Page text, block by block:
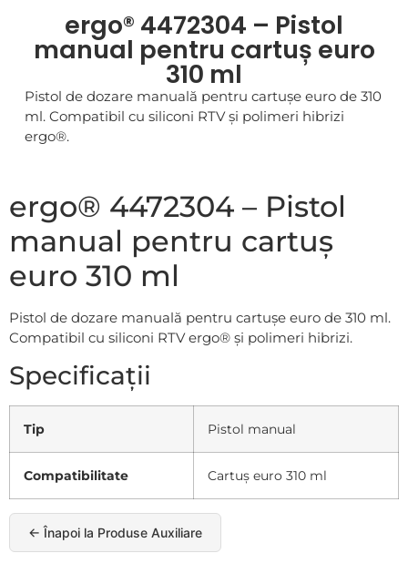
ergo® 4472304 – Pistol
manual pentru cartuș euro
310 ml
Pistol de dozare manuală pentru cartușe euro de 310
ml. Compatibil cu siliconi RTV și polimeri hibrizi
ergo®.
ergo® 4472304 – Pistol
manual pentru cartuș
euro 310 ml
Pistol de dozare manuală pentru cartușe euro de 310 ml.
Compatibil cu siliconi RTV ergo® și polimeri hibrizi.
Specificații
Tip Pistol manual
Compatibilitate Cartuș euro 310 ml
← Înapoi la Produse Auxiliare